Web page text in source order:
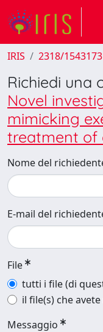
IRIS 2318/1543173
Richiedi una
Novel
mimicking
treatment of
Nome del
E-mail del
File
tutti i file (di
il file(s) che
Messaggio